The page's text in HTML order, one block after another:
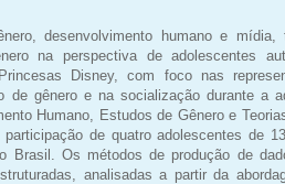
desenvolvimento humano e mídia,
na perspectiva de adolescentes
Disney, com foco nas
gênero e na socialização durante a
Humano, Estudos de Gênero e
de quatro adolescentes de
Brasil. Os métodos de produção de
analisadas a partir da